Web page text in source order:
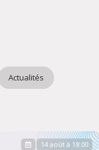
Actualités
14 août à 18:00